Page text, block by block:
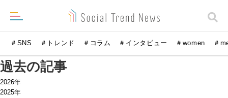
＃SNS ＃トレンド ＃コラム ＃インタビュー ＃women ＃
過去の記事
2026年
2025年